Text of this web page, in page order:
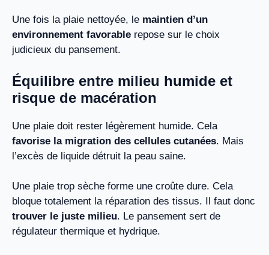
Une fois la plaie nettoyée, le maintien d’un
environnement favorable repose sur le choix
judicieux du pansement.
Équilibre entre milieu humide et
risque de macération
Une plaie doit rester légèrement humide. Cela
favorise la migration des cellules cutanées. Mais
l’excès de liquide détruit la peau saine.
Une plaie trop sèche forme une croûte dure. Cela
bloque totalement la réparation des tissus. Il faut donc
trouver le juste milieu. Le pansement sert de
régulateur thermique et hydrique.